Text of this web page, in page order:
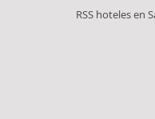
RSS hoteles en